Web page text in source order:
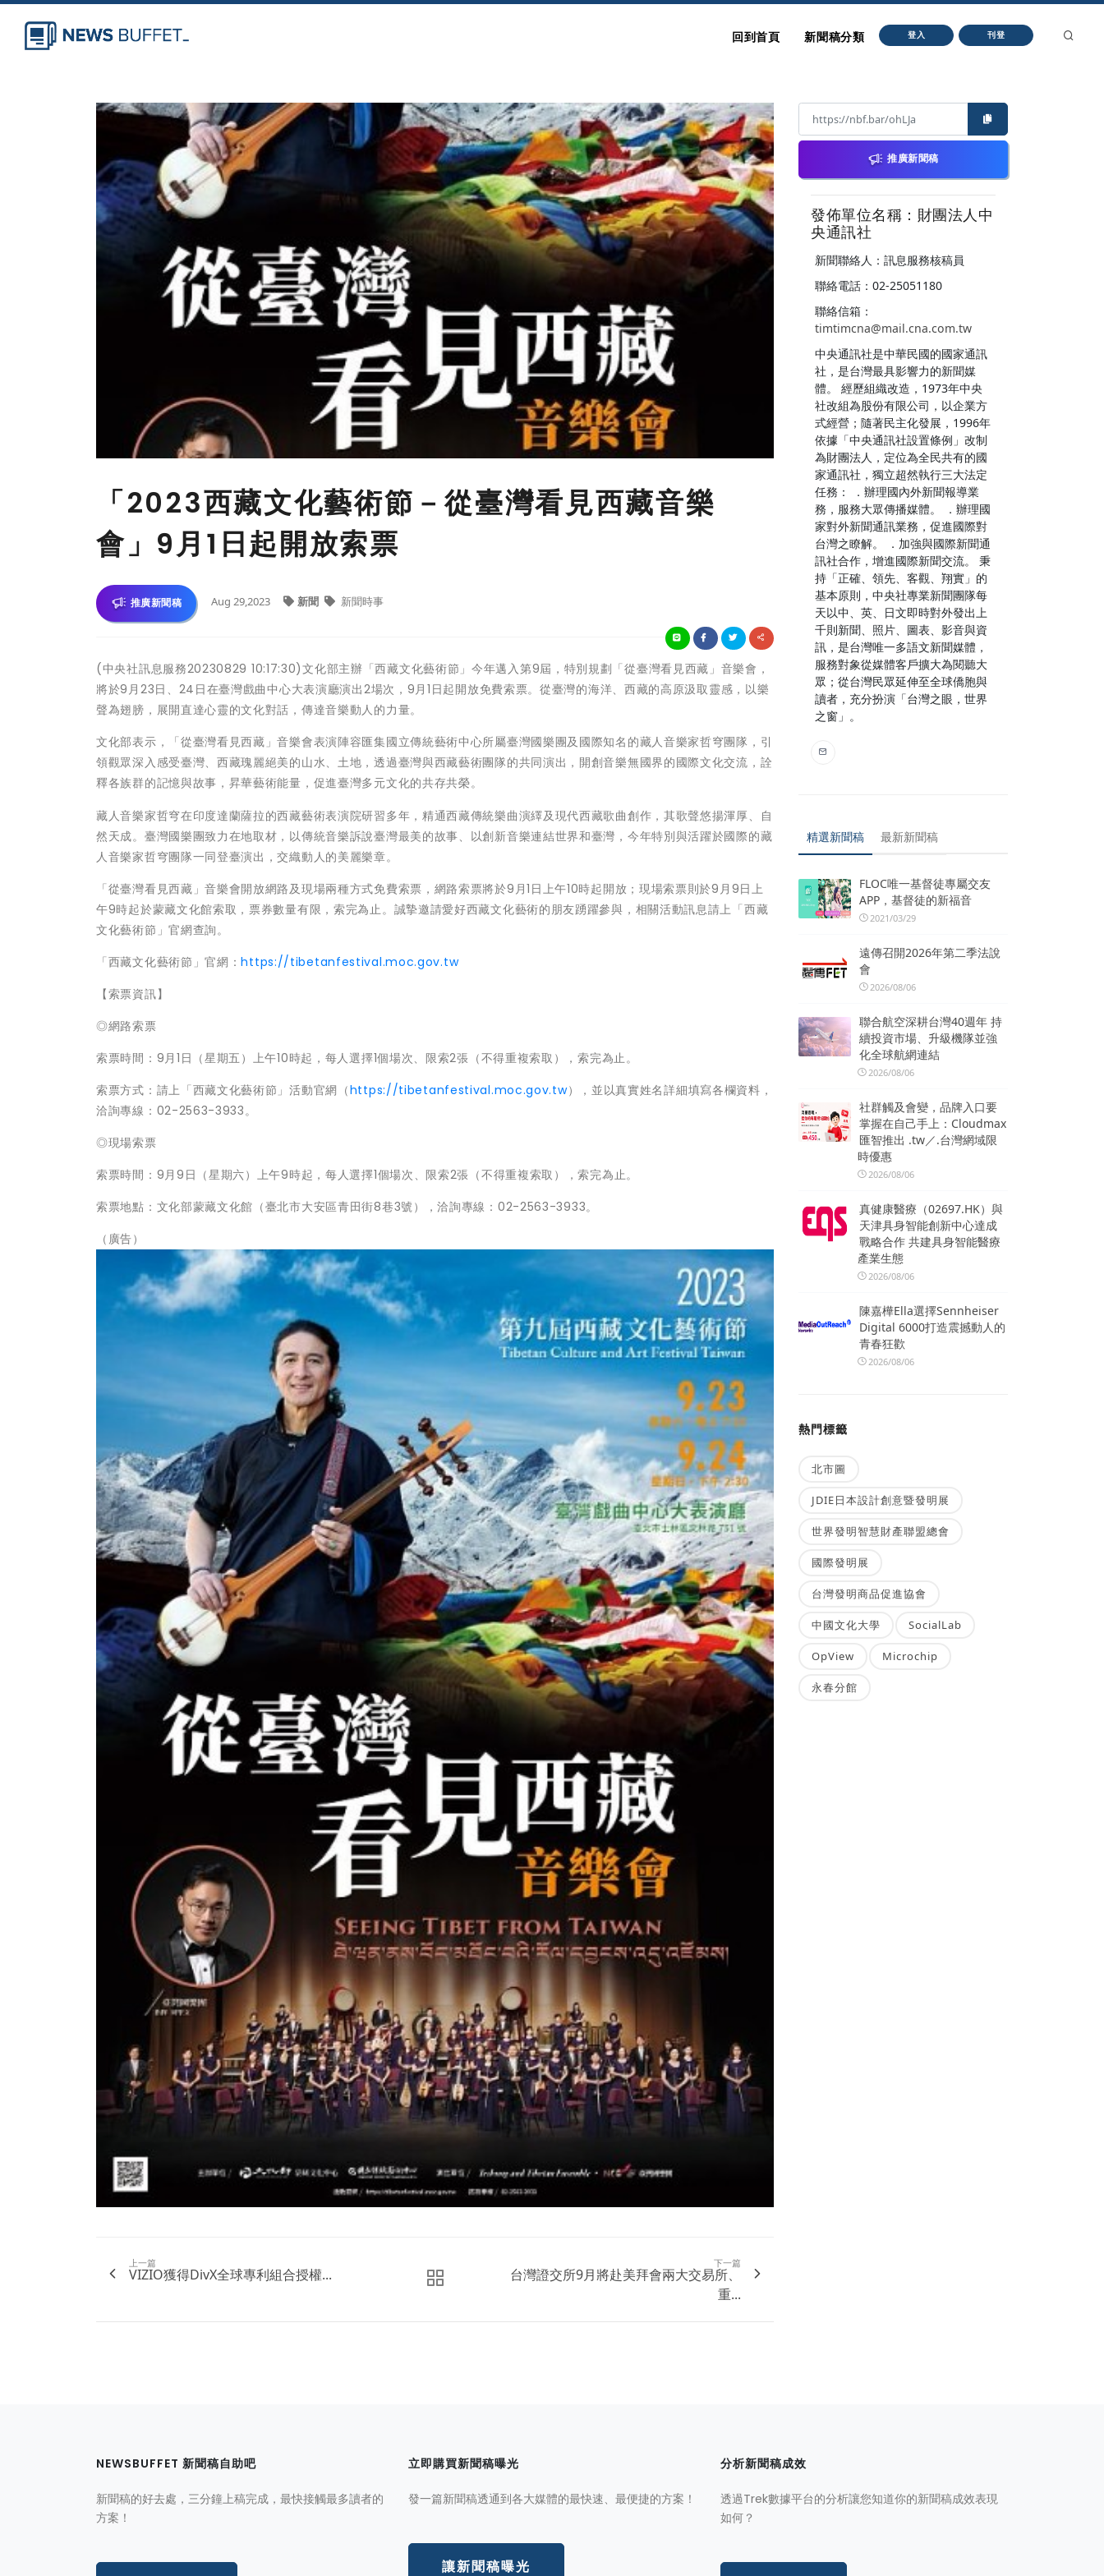
回到首頁 新聞稿分類 登入 刊登
「2023西藏文化藝術節－從臺灣看見西藏音樂
會」9月1日起開放索票
推廣新聞稿 Aug 29,2023 新聞 新聞時事
(中央社訊息服務20230829 10:17:30)文化部主辦「西藏文化藝術節」今年邁入第9屆，特別規劃「從臺灣看見西藏」音樂會，
將於9月23日、24日在臺灣戲曲中心大表演廳演出2場次，9月1日起開放免費索票。從臺灣的海洋、西藏的高原汲取靈感，以樂
聲為翅膀，展開直達心靈的文化對話，傳達音樂動人的力量。
文化部表示，「從臺灣看見西藏」音樂會表演陣容匯集國立傳統藝術中心所屬臺灣國樂團及國際知名的藏人音樂家哲穹團隊，引
領觀眾深入感受臺灣、西藏瑰麗絕美的山水、土地，透過臺灣與西藏藝術團隊的共同演出，開創音樂無國界的國際文化交流，詮
釋各族群的記憶與故事，昇華藝術能量，促進臺灣多元文化的共存共榮。
藏人音樂家哲穹在印度達蘭薩拉的西藏藝術表演院研習多年，精通西藏傳統樂曲演繹及現代西藏歌曲創作，其歌聲悠揚渾厚、自
然天成。臺灣國樂團致力在地取材，以傳統音樂訴說臺灣最美的故事、以創新音樂連結世界和臺灣，今年特別與活躍於國際的藏
人音樂家哲穹團隊一同登臺演出，交織動人的美麗樂章。
「從臺灣看見西藏」音樂會開放網路及現場兩種方式免費索票，網路索票將於9月1日上午10時起開放；現場索票則於9月9日上
午9時起於蒙藏文化館索取，票券數量有限，索完為止。誠摯邀請愛好西藏文化藝術的朋友踴躍參與，相關活動訊息請上「西藏
文化藝術節」官網查詢。
「西藏文化藝術節」官網：https://tibetanfestival.moc.gov.tw
【索票資訊】
◎網路索票
索票時間：9月1日（星期五）上午10時起，每人選擇1個場次、限索2張（不得重複索取），索完為止。
索票方式：請上「西藏文化藝術節」活動官網（https://tibetanfestival.moc.gov.tw），並以真實姓名詳細填寫各欄資料，
洽詢專線：02-2563-3933。
◎現場索票
索票時間：9月9日（星期六）上午9時起，每人選擇1個場次、限索2張（不得重複索取），索完為止。
索票地點：文化部蒙藏文化館（臺北市大安區青田街8巷3號），洽詢專線：02-2563-3933。
（廣告）
上一篇
VIZIO獲得DivX全球專利組合授權...
下一篇
台灣證交所9月將赴美拜會兩大交易所、
重...
推廣新聞稿
發佈單位名稱：財團法人中
央通訊社
新聞聯絡人：訊息服務核稿員
聯絡電話：02-25051180
聯絡信箱：
timtimcna@mail.cna.com.tw
中央通訊社是中華民國的國家通訊
社，是台灣最具影響力的新聞媒
體。 經歷組織改造，1973年中央
社改組為股份有限公司，以企業方
式經營；隨著民主化發展，1996年
依據「中央通訊社設置條例」改制
為財團法人，定位為全民共有的國
家通訊社，獨立超然執行三大法定
任務： ．辦理國內外新聞報導業
務，服務大眾傳播媒體。 ．辦理國
家對外新聞通訊業務，促進國際對
台灣之瞭解。 ．加強與國際新聞通
訊社合作，增進國際新聞交流。 秉
持「正確、領先、客觀、翔實」的
基本原則，中央社專業新聞團隊每
天以中、英、日文即時對外發出上
千則新聞、照片、圖表、影音與資
訊，是台灣唯一多語文新聞媒體，
服務對象從媒體客戶擴大為閱聽大
眾；從台灣民眾延伸至全球僑胞與
讀者，充分扮演「台灣之眼，世界
之窗」。
精選新聞稿 最新新聞稿
FLOC唯一基督徒專屬交友
APP，基督徒的新福音
2021/03/29
遠傳召開2026年第二季法說
會
2026/08/06
聯合航空深耕台灣40週年 持
續投資市場、升級機隊並強
化全球航網連結
2026/08/06
社群觸及會變，品牌入口要
掌握在自己手上：Cloudmax
匯智推出 .tw／.台灣網域限
時優惠
2026/08/06
真健康醫療（02697.HK）與
天津具身智能創新中心達成
戰略合作 共建具身智能醫療
產業生態
2026/08/06
陳嘉樺Ella選擇Sennheiser
Digital 6000打造震撼動人的
青春狂歡
2026/08/06
熱門標籤
北市圖
JDIE日本設計創意暨發明展
世界發明智慧財產聯盟總會
國際發明展
台灣發明商品促進協會
中國文化大學 SocialLab
OpView Microchip
永春分館
NEWSBUFFET 新聞稿自助吧
新聞稿的好去處，三分鐘上稿完成，最快接觸最多讀者的
方案！
立即購買新聞稿曝光
發一篇新聞稿透通到各大媒體的最快速、最便捷的方案！
讓新聞稿曝光
分析新聞稿成效
透過Trek數據平台的分析讓您知道你的新聞稿成效表現
如何？